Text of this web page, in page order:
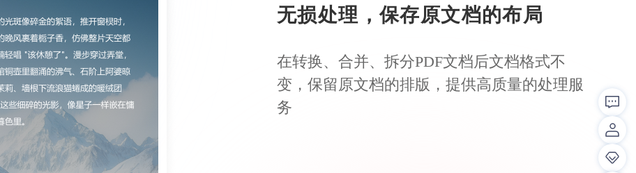
无损处理，保存原文档的布局
在转换、合并、拆分PDF文档后文档格式不
变，保留原文档的排版，提供高质量的处理服
务